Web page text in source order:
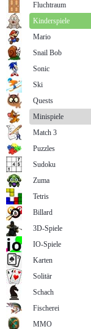
Fluchtraum
Kinderspiele
Mario
Snail Bob
Sonic
Ski
Quests
Minispiele
Match 3
Puzzles
Sudoku
Zuma
Tetris
Billard
3D-Spiele
IO-Spiele
Karten
Solitär
Schach
Fischerei
MMO